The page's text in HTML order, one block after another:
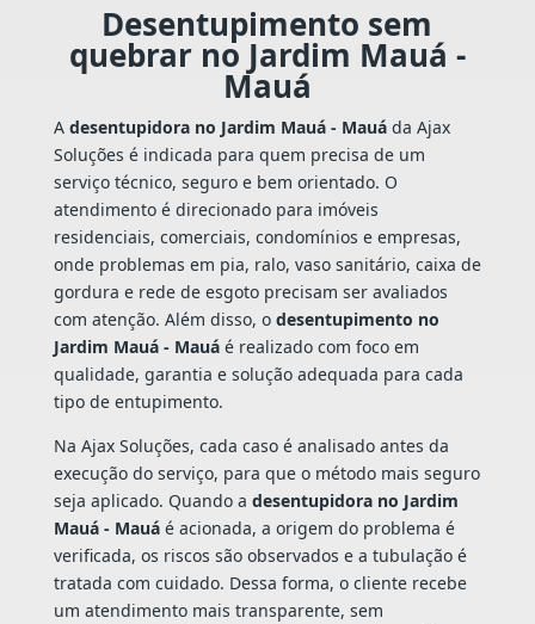
Desentupimento sem
quebrar no Jardim Mauá -
Mauá
A desentupidora no Jardim Mauá - Mauáda Ajax
Soluções é indicada para quem precisa de um
serviço técnico, seguro e bem orientado. O
atendimento é direcionado para imóveis
residenciais, comerciais, condomínios e empresas,
onde problemas em pia, ralo, vaso sanitário, caixa de
gordura e rede de esgoto precisam ser avaliados
com atenção. Além disso, o desentupimento no
Jardim Mauá - Mauáé realizado com foco em
qualidade, garantia e solução adequada para cada
tipo de entupimento.
Na Ajax Soluções, cada caso é analisado antes da
execução do serviço, para que o método mais seguro
seja aplicado. Quando a desentupidora no Jardim
Mauá - Mauáé acionada, a origem do problema é
verificada, os riscos são observados e a tubulação é
tratada com cuidado. Dessa forma, o cliente recebe
um atendimento mais transparente, sem